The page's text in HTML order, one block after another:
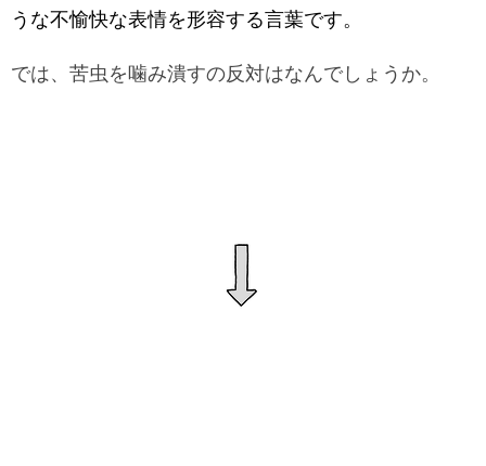
うな不愉快な表情を形容する言葉です。
では、苦虫を噛み潰すの反対はなんでしょうか。